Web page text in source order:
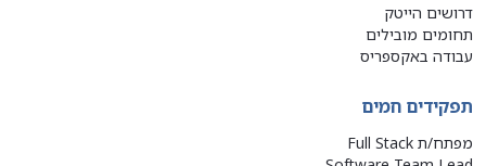
דרושים הייטק
תחומים מובילים
עבודה באקספריס
תפקידים חמים
מפתח/ת Full Stack